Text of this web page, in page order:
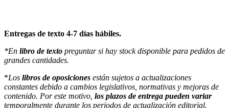
Entregas de texto 4-7 días hábiles.
*En libro de texto preguntar si hay stock disponible para pedidos de
grandes cantidades.
*Los libros de oposiciones están sujetos a actualizaciones
constantes debido a cambios legislativos, normativas y mejoras de
contenido. Por este motivo, los plazos de entrega pueden variar
temporalmente durante los periodos de actualización editorial.